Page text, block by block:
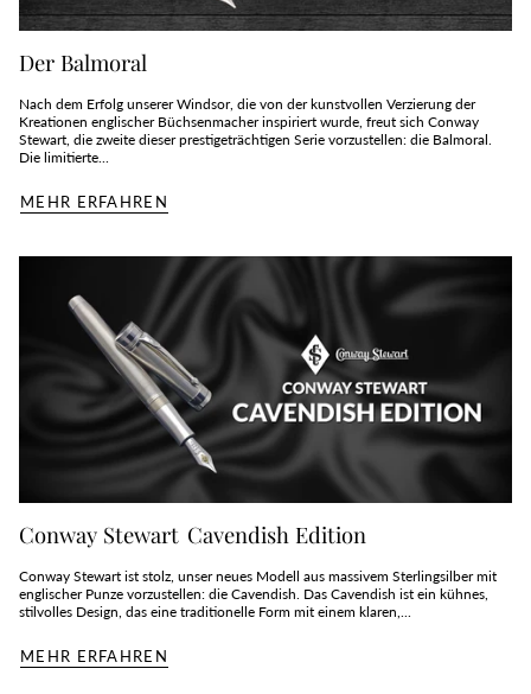
Der Balmoral
Nach dem Erfolg unserer Windsor, die von der kunstvollen Verzierung der
Kreationen englischer Büchsenmacher inspiriert wurde, freut sich Conway
Stewart, die zweite dieser prestigeträchtigen Serie vorzustellen: die Balmoral.
Die limitierte...
MEHR ERFAHREN
Conway Stewart Cavendish Edition
Conway Stewart ist stolz, unser neues Modell aus massivem Sterlingsilber mit
englischer Punze vorzustellen: die Cavendish. Das Cavendish ist ein kühnes,
stilvolles Design, das eine traditionelle Form mit einem klaren,...
MEHR ERFAHREN